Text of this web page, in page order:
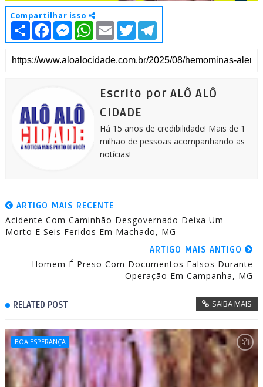
Compartilhar isso
S
h
a
e
F
c
b
M
e
s
e
W
h
a
t
s
E
m
a
l
T
i
t
t
T
l
e
g
m
Escrito por ALÔ ALÔ
CIDADE
Há 15 anos de credibilidade! Mais de 1
milhão de pessoas acompanhando as
notícias!
ARTIGO MAIS RECENTE
Acidente Com Caminhão Desgovernado Deixa Um
Morto E Seis Feridos Em Machado, MG
ARTIGO MAIS ANTIGO
Homem É Preso Com Documentos Falsos Durante
Operação Em Campanha, MG
RELATED POST SAIBA MAIS
BOA ESPERANÇA